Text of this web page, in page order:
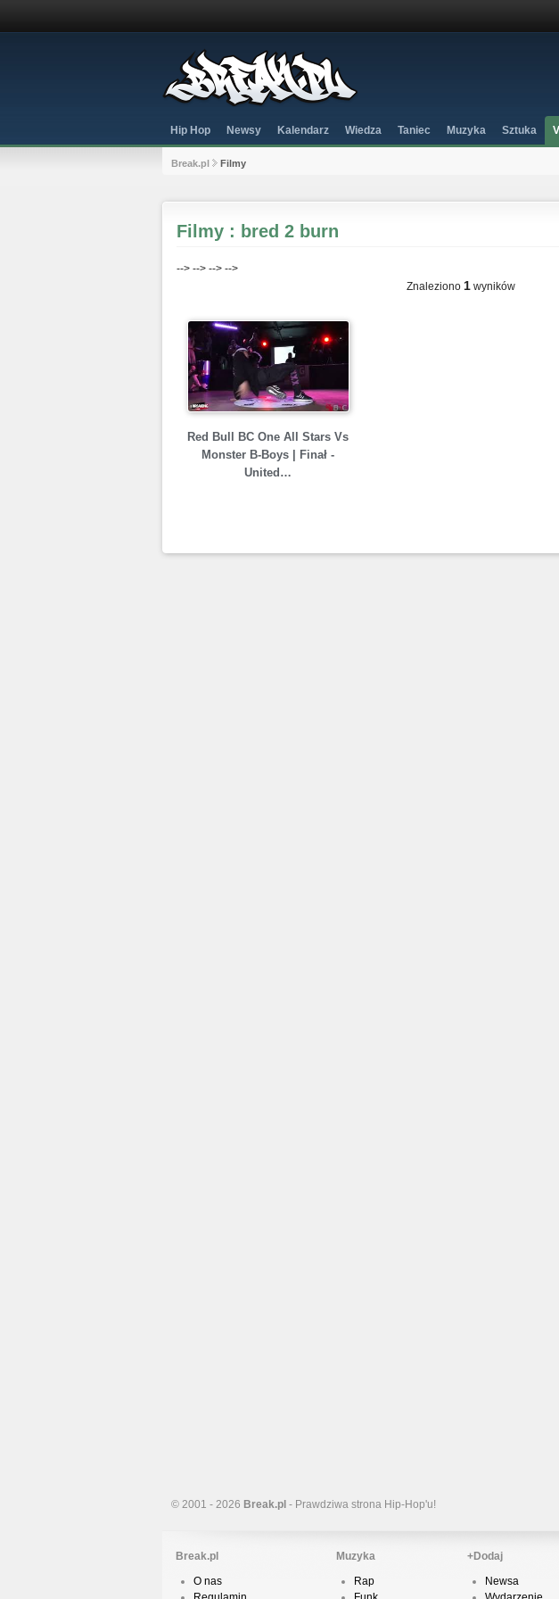
Hip Hop Newsy Kalendarz Wiedza Taniec Muzyka Sztuka
Break.pl Filmy
Filmy : bred 2 burn
--> --> --> -->
Znaleziono 1 wyników
Red Bull BC One All Stars Vs
Monster B-Boys | Finał -
United…
© 2001 - 2026 Break.pl - Prawdziwa strona Hip-Hop'u!
Break.pl
O nas
Muzyka
Rap
+Dodaj
Newsa